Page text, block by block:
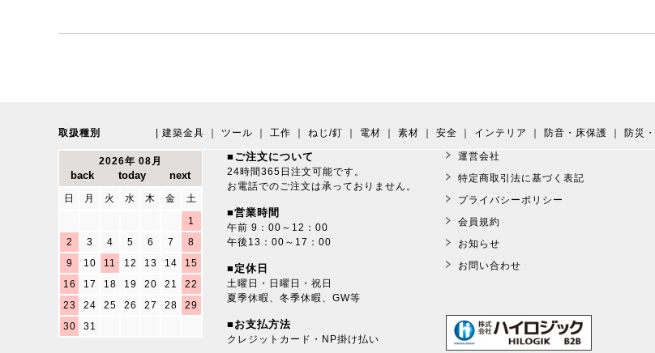
取扱種別 建築金具 ツール 工作 ねじ/釘 電材 素材 安全 インテリア 防音・床保護 防災
2026年 08月
日 月 火 水 木 金
土
1
2
3 4 5 6 7
8
9
10 11 12 13 14
15
16
17 18 19 20 21
22
23
24 25 26 27 28
29
30
31
■ご注文について
24時間365日注文可能です。
お電話でのご注文は承っておりません。
■営業時間
午前 9：00～12：00
午後13：00～17：00
■定休日
土曜日・日曜日・祝日
夏季休暇、冬季休暇、GW等
■お支払方法
クレジットカード・NP掛け払い
運営会社
特定商取引法に基づく表記
プライバシーポリシー
会員規約
お知らせ
お問い合わせ